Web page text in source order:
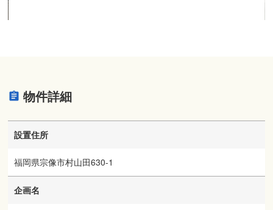
物件詳細
設置住所
福岡県宗像市村山田630-1
企画名